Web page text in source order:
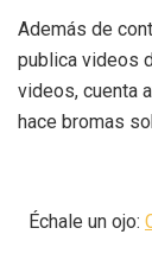
Además de
publica videos
videos, cuenta
hace bromas
Échale un ojo: